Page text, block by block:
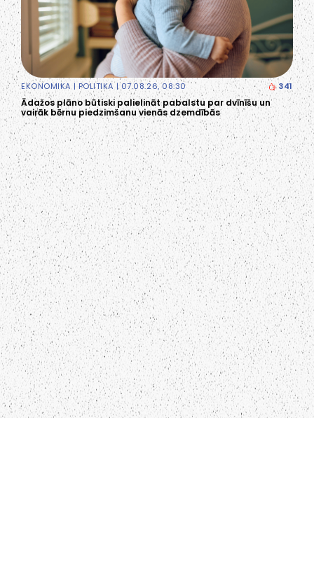
EKONOMIKA| POLITIKA| 07.08.26, 08:30 341
Ādažos plāno būtiski palielināt pabalstu par dvīnīšu un
vairāk bērnu piedzimšanu vienās dzemdībās